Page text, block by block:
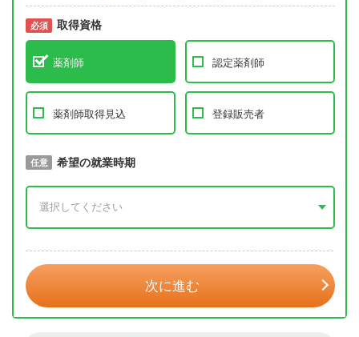
必須 取得資格
薬剤師 認定薬剤師
薬剤師取得見込 登録販売者
必須 取得予定年
任意 希望の就業時期
次に進む